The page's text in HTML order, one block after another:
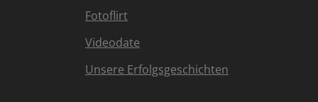
Fotoflirt
Videodate
Unsere Erfolgsgeschichten